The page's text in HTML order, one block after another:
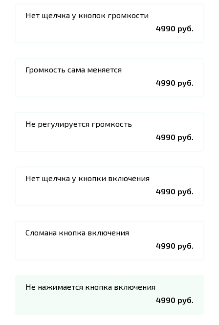
Нет щелчка у кнопок громкости
4990 руб.
Громкость сама меняется
4990 руб.
Не регулируется громкость
4990 руб.
Нет щелчка у кнопки включения
4990 руб.
Сломана кнопка включения
4990 руб.
Не нажимается кнопка включения
4990 руб.